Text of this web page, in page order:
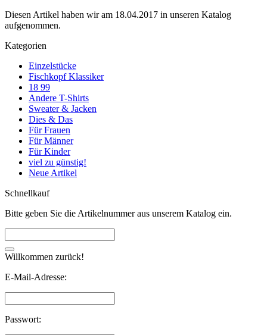
Diesen Artikel haben wir am 18.04.2017 in unseren Katalog
aufgenommen.
Kategorien
Einzelstücke
Fischkopf Klassiker
18 99
Andere T-Shirts
Sweater & Jacken
Dies & Das
Für Frauen
Für Männer
Für Kinder
viel zu günstig!
Neue Artikel
Schnellkauf
Bitte geben Sie die Artikelnummer aus unserem Katalog ein.
Willkommen zurück!
E-Mail-Adresse:
Passwort: